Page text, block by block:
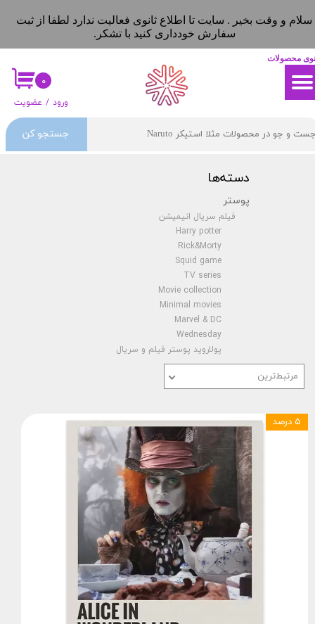
سلام و وقت بخیر . سایت تا اطلاع ثانوی فعالیت ندارد لطفا از ثبت
سفارش خودداری کنید با تشکر.
۰
جستجو کن
ورود / عضویت
حساب کاربری من
تغییر گذر واژه
سفارشات
محصولات
دسته‌ها
پوستر
فیلم سریال انیمیشن
Harry potter
Rick&Morty
Squid game
TV series
Movie collection
Minimal movies
Marvel & DC
Wednesday
پولاروید پوستر فیلم و سریال
مرتبط‌ترین
۵ درصد
حساب کاربری من
تغییر گذر واژه
سفارشات
خروج از حساب کاربری